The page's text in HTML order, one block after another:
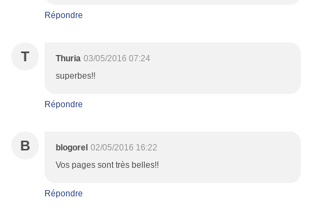
Répondre
T Thuria 03/05/2016 07:24
superbes!!
Répondre
B blogorel 02/05/2016 16:22
Vos pages sont très belles!!
Répondre